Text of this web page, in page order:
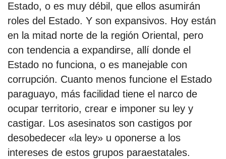
Estado, o es muy débil, que ellos asumirán
roles del Estado. Y son expansivos. Hoy están
en la mitad norte de la región Oriental, pero
con tendencia a expandirse, allí donde el
Estado no funciona, o es manejable con
corrupción. Cuanto menos funcione el Estado
paraguayo, más facilidad tiene el narco de
ocupar territorio, crear e imponer su ley y
castigar. Los asesinatos son castigos por
desobedecer «la ley» u oponerse a los
intereses de estos grupos paraestatales.